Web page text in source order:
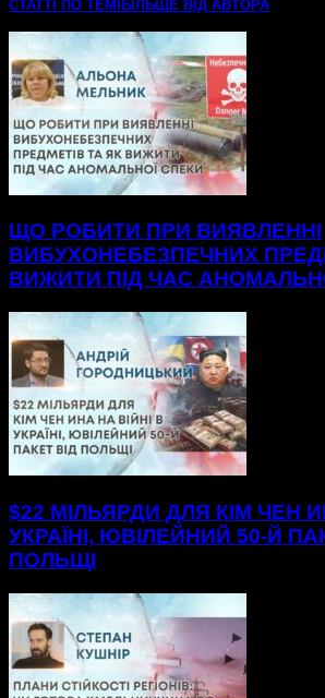
СТАТТІ ПО ТЕМІ БІЛЬШЕ ВІД АВТОРА
ЩО РОБИТИ ПРИ ВИЯВЛЕННІ
ВИБУХОНЕБЕЗПЕЧНИХ
ВИЖИТИ ПІД ЧАС
$22 МІЛЬЯРДИ ДЛЯ КІМ ЧЕН
УКРАЇНІ, ЮВІЛЕЙНИЙ 50-Й
ПОЛЬЩІ